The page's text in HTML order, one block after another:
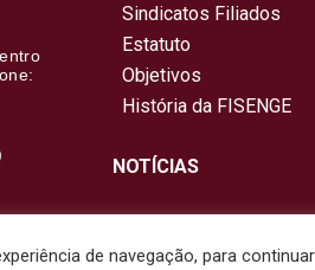
Sindicatos Filiados
Estatuto
Objetivos
História da FISENGE
NOTÍCIAS
de navegação, para